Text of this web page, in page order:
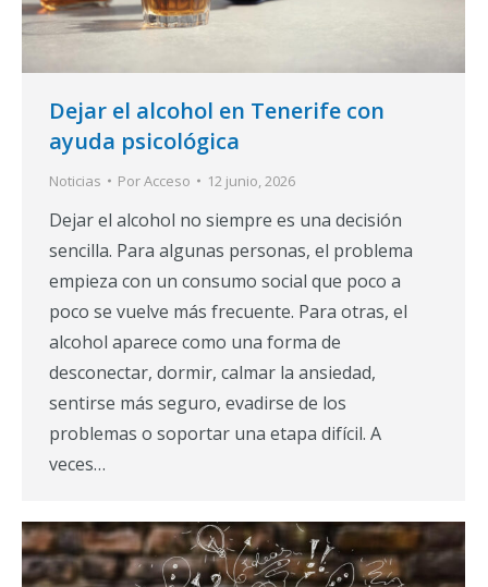
Dejar el alcohol en Tenerife con
ayuda psicológica
Noticias PorAcceso 12 junio, 2026
Dejar el alcohol no siempre es una decisión
sencilla. Para algunas personas, el problema
empieza con un consumo social que poco a
poco se vuelve más frecuente. Para otras, el
alcohol aparece como una forma de
desconectar, dormir, calmar la ansiedad,
sentirse más seguro, evadirse de los
problemas o soportar una etapa difícil. A
veces…